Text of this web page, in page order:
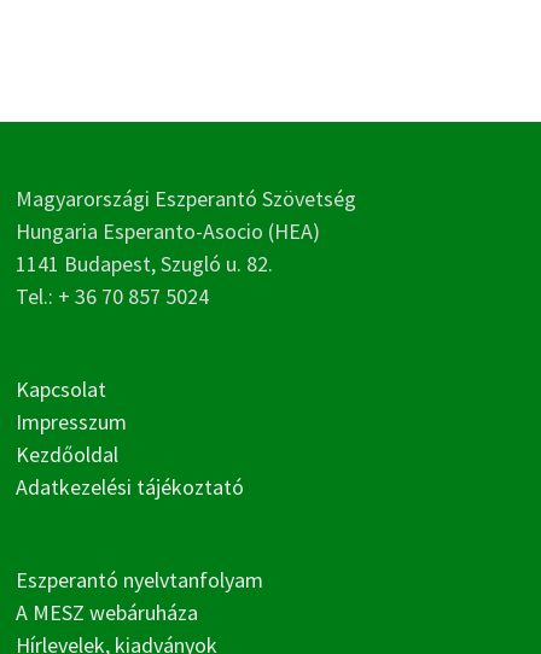
Magyarországi Eszperantó Szövetség
Hungaria Esperanto-Asocio (HEA)
1141 Budapest, Szugló u. 82.
Tel.: + 36 70 857 5024
Kapcsolat
Impresszum
Kezdőoldal
Adatkezelési tájékoztató
Eszperantó nyelvtanfolyam
A MESZ webáruháza
Hírlevelek, kiadványok